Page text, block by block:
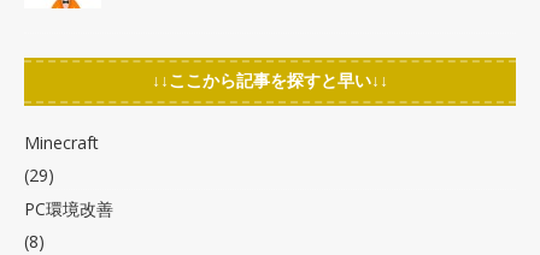
↓↓ここから記事を探すと早い↓↓
Minecraft
(29)
PC環境改善
(8)